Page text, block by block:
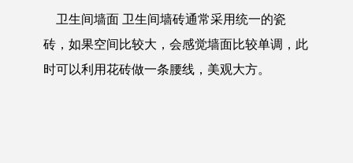
卫生间墙面 卫生间墙砖通常采用统一的瓷
砖，如果空间比较大，会感觉墙面比较单调，此
时可以利用花砖做一条腰线，美观大方。